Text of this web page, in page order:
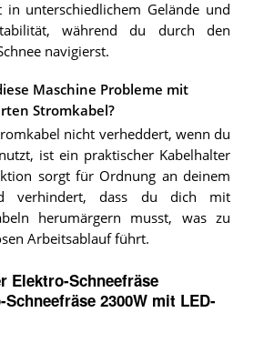
in unterschiedlichem Gelände und
während du durch den
navigierst.
Maschine Probleme mit
Stromkabel?
nicht verheddert, wenn du
ist ein praktischer Kabelhalter
sorgt für Ordnung an deinem
verhindert, dass du dich mit
herumärgern musst, was zu
Arbeitsablauf führt.
Elektro-Schneefräse
Schneefräse 2300W mit LED-